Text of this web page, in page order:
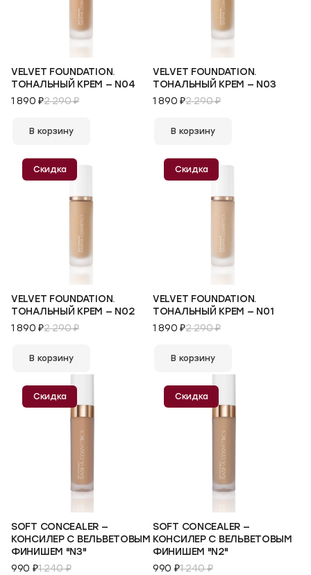
VELVET FOUNDATION.
ТОНАЛЬНЫЙ КРЕМ — N04
1 890 ₽2 290 ₽
В корзину
VELVET FOUNDATION.
ТОНАЛЬНЫЙ КРЕМ — N03
1 890 ₽2 290 ₽
В корзину
Скидка
VELVET FOUNDATION.
ТОНАЛЬНЫЙ КРЕМ — N02
1 890 ₽2 290 ₽
В корзину
Скидка
VELVET FOUNDATION.
ТОНАЛЬНЫЙ КРЕМ — N01
1 890 ₽2 290 ₽
В корзину
Скидка
SOFT CONCEALER —
КОНСИЛЕР С ВЕЛЬВЕТОВЫМ
ФИНИШЕМ "N3"
990 ₽1 240 ₽
Скидка
SOFT CONCEALER —
КОНСИЛЕР С ВЕЛЬВЕТОВЫМ
ФИНИШЕМ "N2"
990 ₽1 240 ₽